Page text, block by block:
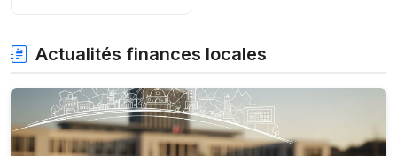
Actualités finances locales